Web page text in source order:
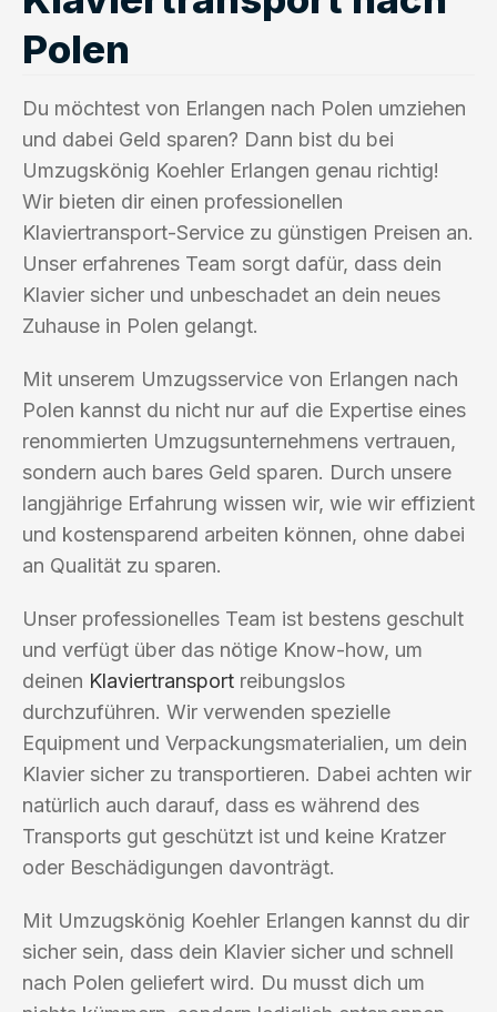
Polen
Du möchtest von Erlangen nach Polen umziehen
und dabei Geld sparen? Dann bist du bei
Umzugskönig Koehler Erlangen genau richtig!
Wir bieten dir einen professionellen
Klaviertransport-Service zu günstigen Preisen an.
Unser erfahrenes Team sorgt dafür, dass dein
Klavier sicher und unbeschadet an dein neues
Zuhause in Polen gelangt.
Mit unserem Umzugsservice von Erlangen nach
Polen kannst du nicht nur auf die Expertise eines
renommierten Umzugsunternehmens vertrauen,
sondern auch bares Geld sparen. Durch unsere
langjährige Erfahrung wissen wir, wie wir effizient
und kostensparend arbeiten können, ohne dabei
an Qualität zu sparen.
Unser professionelles Team ist bestens geschult
und verfügt über das nötige Know-how, um
deinen Klaviertransport reibungslos
durchzuführen. Wir verwenden spezielle
Equipment und Verpackungsmaterialien, um dein
Klavier sicher zu transportieren. Dabei achten wir
natürlich auch darauf, dass es während des
Transports gut geschützt ist und keine Kratzer
oder Beschädigungen davonträgt.
Mit Umzugskönig Koehler Erlangen kannst du dir
sicher sein, dass dein Klavier sicher und schnell
nach Polen geliefert wird. Du musst dich um